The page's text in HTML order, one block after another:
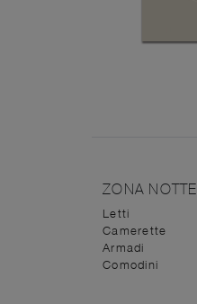
ZONA NOTTE
Letti
Camerette
Armadi
Comodini